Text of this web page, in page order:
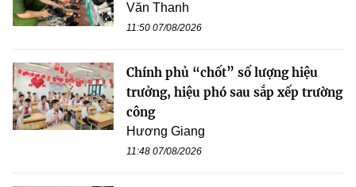
Văn Thanh
11:50 07/08/2026
Chính phủ “chốt” số lượng hiệu
trưởng, hiệu phó sau sắp xếp trường
công
Hương Giang
11:48 07/08/2026